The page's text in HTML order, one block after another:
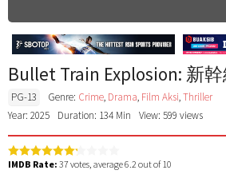
Bullet Train Explosion: 新
PG-13 Genre: Crime, Drama, Film Aksi,Thriller
Year: 2025
Duration: 134 Min View: 599 views
IMDB Rate: 37 votes, average6.2 out of 10